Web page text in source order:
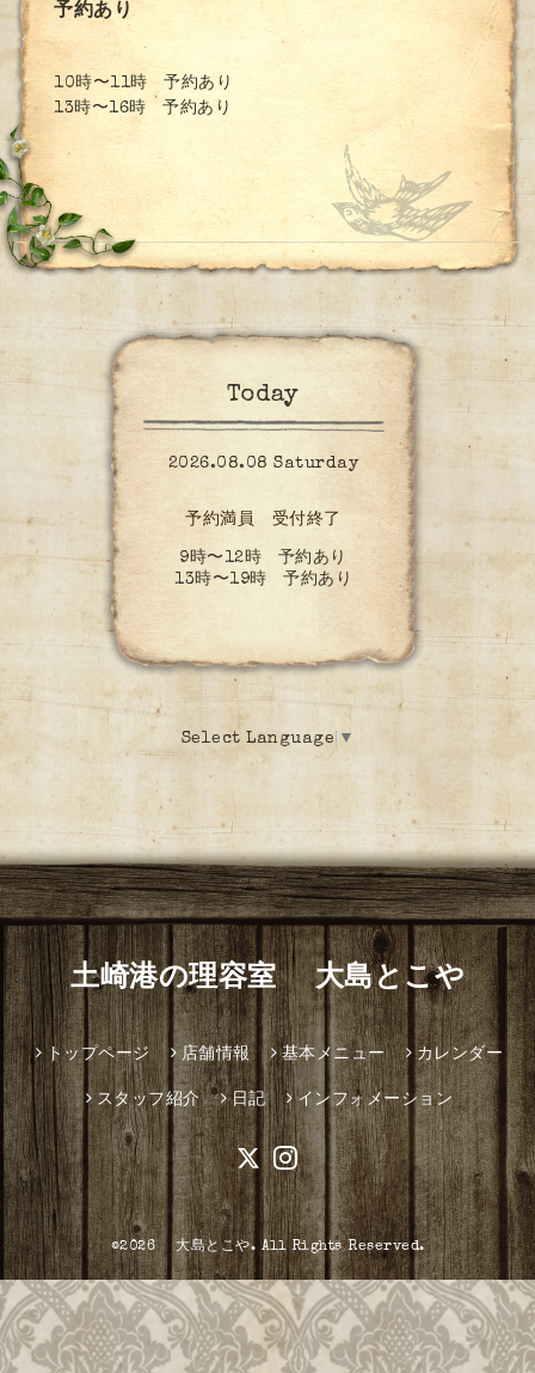
予約あり
10時〜11時 予約あり
13時〜16時 予約あり
Today
2026.08.08 Saturday
予約満員 受付終了
9時〜12時 予約あり
13時〜19時 予約あり
Select Language ▼
土崎港の理容室 大島とこや
トップページ 店舗情報 基本メニュー カレンダー
スタッフ紹介 日記 インフォメーション
©2026大島とこや. All Rights Reserved.